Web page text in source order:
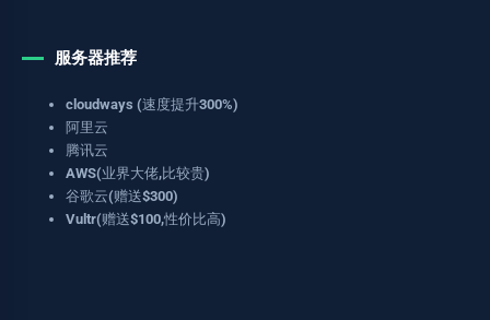
服务器推荐
cloudways (速度提升300%)
阿里云
腾讯云
AWS(业界大佬,比较贵)
谷歌云(赠送$300)
Vultr(赠送$100,性价比高)